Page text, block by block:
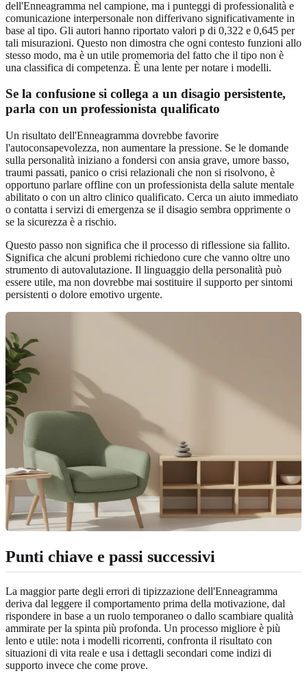
dell'Enneagramma nel campione, ma i punteggi di professionalità e
comunicazione interpersonale non differivano significativamente in
base al tipo. Gli autori hanno riportato valori p di 0,322 e 0,645 per
tali misurazioni. Questo non dimostra che ogni contesto funzioni allo
stesso modo, ma è un utile promemoria del fatto che il tipo non è
una classifica di competenza. È una lente per notare i modelli.
Se la confusione si collega a un disagio persistente,
parla con un professionista qualificato
Un risultato dell'Enneagramma dovrebbe favorire
l'autoconsapevolezza, non aumentare la pressione. Se le domande
sulla personalità iniziano a fondersi con ansia grave, umore basso,
traumi passati, panico o crisi relazionali che non si risolvono, è
opportuno parlare offline con un professionista della salute mentale
abilitato o con un altro clinico qualificato. Cerca un aiuto immediato
o contatta i servizi di emergenza se il disagio sembra opprimente o
se la sicurezza è a rischio.
Questo passo non significa che il processo di riflessione sia fallito.
Significa che alcuni problemi richiedono cure che vanno oltre uno
strumento di autovalutazione. Il linguaggio della personalità può
essere utile, ma non dovrebbe mai sostituire il supporto per sintomi
persistenti o dolore emotivo urgente.
Punti chiave e passi successivi
La maggior parte degli errori di tipizzazione dell'Enneagramma
deriva dal leggere il comportamento prima della motivazione, dal
rispondere in base a un ruolo temporaneo o dallo scambiare qualità
ammirate per la spinta più profonda. Un processo migliore è più
lento e utile: nota i modelli ricorrenti, confronta il risultato con
situazioni di vita reale e usa i dettagli secondari come indizi di
supporto invece che come prove.